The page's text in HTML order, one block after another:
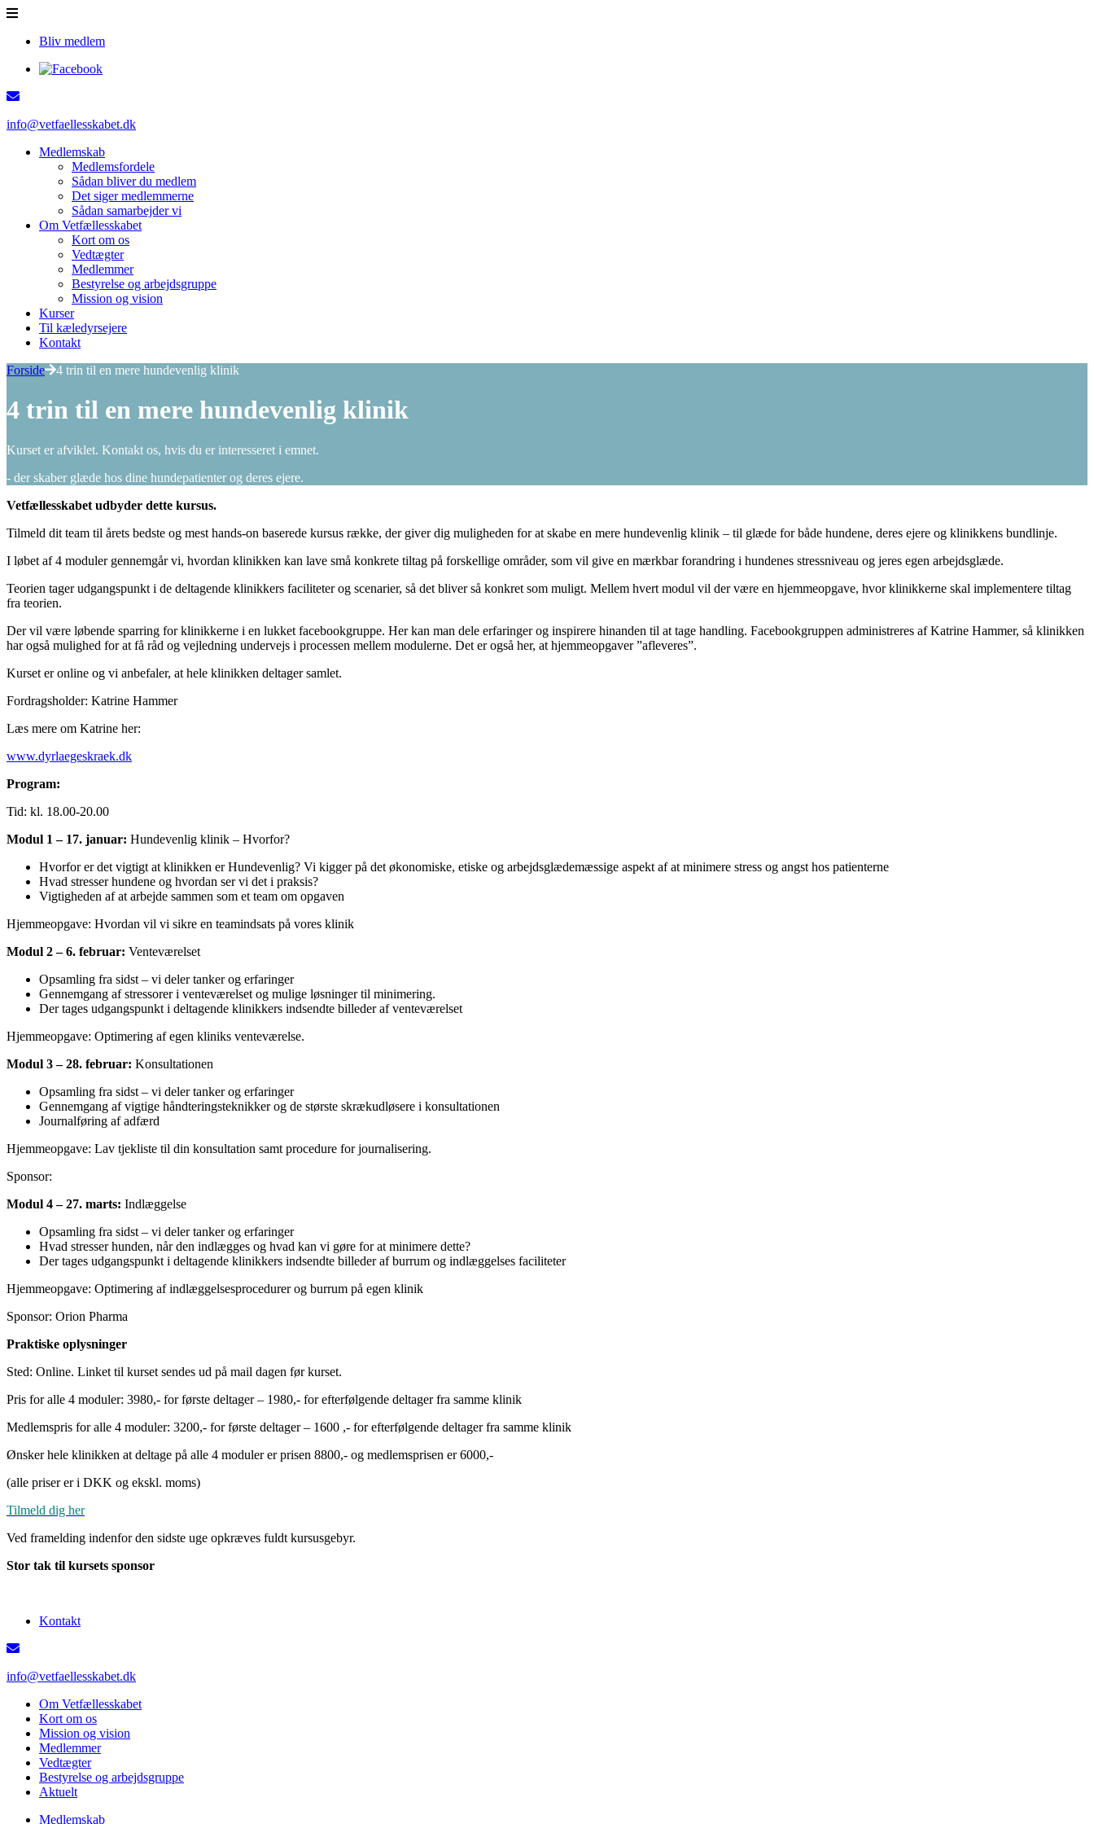
Bliv medlem
info@vetfaellesskabet.dk
Medlemskab
Medlemsfordele
Sådan bliver du medlem
Det siger medlemmerne
Sådan samarbejder vi
Om Vetfællesskabet
Kort om os
Vedtægter
Medlemmer
Bestyrelse og arbejdsgruppe
Mission og vision
Kurser
Til kæledyrsejere
Kontakt
Forside
4 trin til en mere hundevenlig klinik
4 trin til en mere hundevenlig klinik
Kurset er afviklet. Kontakt os, hvis du er interesseret i emnet.
- der skaber glæde hos dine hundepatienter og deres ejere.
Vetfællesskabet udbyder dette kursus.
Tilmeld dit team til årets bedste og mest hands-on baserede kursus række, der giver dig muligheden for at skabe en mere hundevenlig klinik – til glæde for både hundene, deres ejere og klinikkens bundlinje.
I løbet af 4 moduler gennemgår vi, hvordan klinikken kan lave små konkrete tiltag på forskellige områder, som vil give en mærkbar forandring i hundenes stressniveau og jeres egen arbejdsglæde.
Teorien tager udgangspunkt i de deltagende klinikkers faciliteter og scenarier, så det bliver så konkret som muligt. Mellem hvert modul vil der være en hjemmeopgave, hvor klinikkerne skal implementere tiltag
fra teorien.
Der vil være løbende sparring for klinikkerne i en lukket facebookgruppe. Her kan man dele erfaringer og inspirere hinanden til at tage handling. Facebookgruppen administreres af Katrine Hammer, så klinikken
har også mulighed for at få råd og vejledning undervejs i processen mellem modulerne. Det er også her, at hjemmeopgaver ”afleveres”.
Kurset er online og vi anbefaler, at hele klinikken deltager samlet.
Fordragsholder: Katrine Hammer
Læs mere om Katrine her:
www.dyrlaegeskraek.dk
Program:
Tid: kl. 18.00-20.00
Modul 1 – 17. januar: Hundevenlig klinik – Hvorfor?
Hvorfor er det vigtigt at klinikken er Hundevenlig? Vi kigger på det økonomiske, etiske og arbejdsglædemæssige aspekt af at minimere stress og angst hos patienterne
Hvad stresser hundene og hvordan ser vi det i praksis?
Vigtigheden af at arbejde sammen som et team om opgaven
Hjemmeopgave: Hvordan vil vi sikre en teamindsats på vores klinik
Modul 2 – 6. februar: Venteværelset
Opsamling fra sidst – vi deler tanker og erfaringer
Gennemgang af stressorer i venteværelset og mulige løsninger til minimering.
Der tages udgangspunkt i deltagende klinikkers indsendte billeder af venteværelset
Hjemmeopgave: Optimering af egen kliniks venteværelse.
Modul 3 – 28. februar: Konsultationen
Opsamling fra sidst – vi deler tanker og erfaringer
Gennemgang af vigtige håndteringsteknikker og de største skrækudløsere i konsultationen
Journalføring af adfærd
Hjemmeopgave: Lav tjekliste til din konsultation samt procedure for journalisering.
Sponsor:
Modul 4 – 27. marts: Indlæggelse
Opsamling fra sidst – vi deler tanker og erfaringer
Hvad stresser hunden, når den indlægges og hvad kan vi gøre for at minimere dette?
Der tages udgangspunkt i deltagende klinikkers indsendte billeder af burrum og indlæggelses faciliteter
Hjemmeopgave: Optimering af indlæggelsesprocedurer og burrum på egen klinik
Sponsor: Orion Pharma
Praktiske oplysninger
Sted: Online. Linket til kurset sendes ud på mail dagen før kurset.
Pris for alle 4 moduler: 3980,- for første deltager – 1980,- for efterfølgende deltager fra samme klinik
Medlemspris for alle 4 moduler: 3200,- for første deltager – 1600 ,- for efterfølgende deltager fra samme klinik
Ønsker hele klinikken at deltage på alle 4 moduler er prisen 8800,- og medlemsprisen er 6000,-
(alle priser er i DKK og ekskl. moms)
Tilmeld dig her
Ved framelding indenfor den sidste uge opkræves fuldt kursusgebyr.
Stor tak til kursets sponsor
Kontakt
info@vetfaellesskabet.dk
Om Vetfællesskabet
Kort om os
Mission og vision
Medlemmer
Vedtægter
Bestyrelse og arbejdsgruppe
Aktuelt
Medlemskab